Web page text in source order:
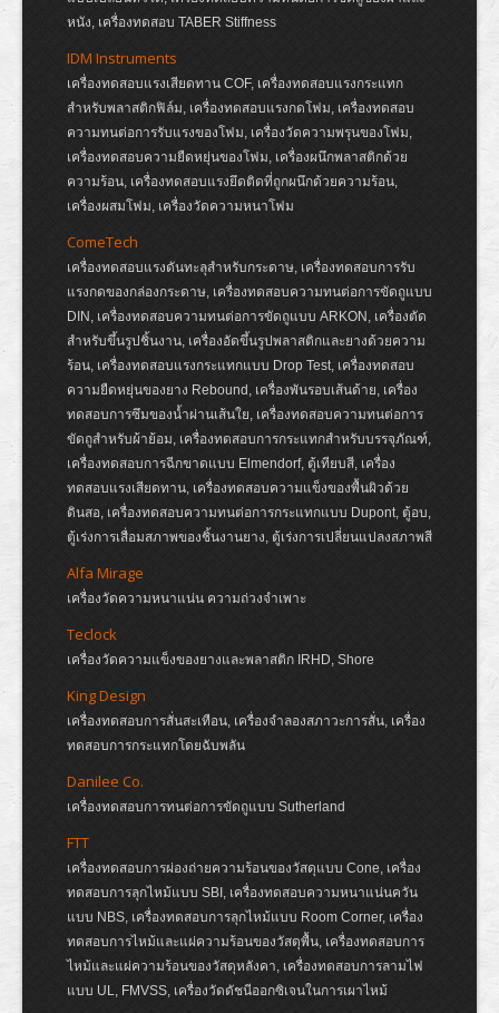
หนัง, เครื่องทดสอบ TABER Stiffness
IDM Instruments
เครื่องทดสอบแรงเสียดทาน COF, เครื่องทดสอบแรงกระแทก
สำหรับพลาสติกฟิล์ม, เครื่องทดสอบแรงกดโฟม, เครื่องทดสอบ
ความทนต่อการรับแรงของโฟม, เครื่องวัดความพรุนของโฟม,
เครื่องทดสอบความยืดหยุ่นของโฟม, เครื่องผนึกพลาสติกด้วย
ความร้อน, เครื่องทดสอบแรงยึดติดที่ถูกผนึกด้วยความร้อน,
เครื่องผสมโฟม, เครื่องวัดความหนาโฟม
ComeTech
เครื่องทดสอบแรงดันทะลุสำหรับกระดาษ, เครื่องทดสอบการรับ
แรงกดของกล่องกระดาษ, เครื่องทดสอบความทนต่อการขัดถูแบบ
DIN, เครื่องทดสอบความทนต่อการขัดถูแบบ ARKON, เครื่องตัด
สำหรับขึ้นรูปชิ้นงาน, เครื่องอัดขึ้นรูปพลาสติกและยางด้วยความ
ร้อน, เครื่องทดสอบแรงกระแทกแบบ Drop Test, เครื่องทดสอบ
ความยืดหยุ่นของยาง Rebound, เครื่องพันรอบเส้นด้าย, เครื่อง
ทดสอบการซึมของน้ำผ่านเส้นใย, เครื่องทดสอบความทนต่อการ
ขัดถูสำหรับผ้าย้อม, เครื่องทดสอบการกระแทกสำหรับบรรจุภัณฑ์,
เครื่องทดสอบการฉีกขาดแบบ Elmendorf, ตู้เทียบสี, เครื่อง
ทดสอบแรงเสียดทาน, เครื่องทดสอบความแข็งของพื้นผิวด้วย
ดินสอ, เครื่องทดสอบความทนต่อการกระแทกแบบ Dupont, ตู้อบ,
ตู้เร่งการเสื่อมสภาพของชิ้นงานยาง, ตู้เร่งการเปลี่ยนแปลงสภาพสี
Alfa Mirage
เครื่องวัดความหนาแน่น ความถ่วงจำเพาะ
Teclock
เครื่องวัดความแข็งของยางและพลาสติก IRHD, Shore
King Design
เครื่องทดสอบการสั่นสะเทือน, เครื่องจำลองสภาวะการสั่น, เครื่อง
ทดสอบการกระแทกโดยฉับพลัน
Danilee Co.
เครื่องทดสอบการทนต่อการขัดถูแบบ Sutherland
FTT
เครื่องทดสอบการผ่องถ่ายความร้อนของวัสดุแบบ Cone, เครื่อง
ทดสอบการลุกไหม้แบบ SBI, เครื่องทดสอบความหนาแน่นควัน
แบบ NBS, เครื่องทดสอบการลุกไหม้แบบ Room Corner, เครื่อง
ทดสอบการไหม้และแผ่ความร้อนของวัสดุพื้น, เครื่องทดสอบการ
ไหม้และแผ่ความร้อนของวัสดุหลังคา, เครื่องทดสอบการลามไฟ
แบบ UL, FMVSS, เครื่องวัดดัชนีออกซิเจนในการเผาไหม้